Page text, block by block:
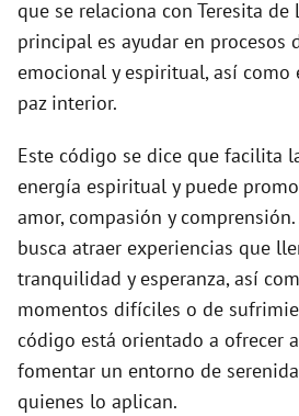
que se relaciona con Teresita
principal es ayudar en procesos
emocional y espiritual, así como
paz interior.
Este código se dice que facilita
energía espiritual y puede
amor, compasión y
busca atraer experiencias que
tranquilidad y esperanza, así
momentos difíciles o de
código está orientado a ofrecer
fomentar un entorno de
quienes lo aplican.